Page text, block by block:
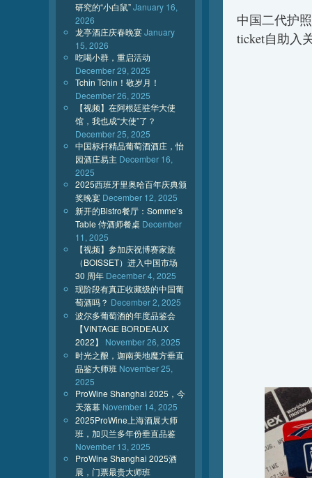
中国二代护
ticket自助入
研究的“小白鼠”January 16,
2026
龙亭酒庄庆春晚宴January
15, 2026
吃喝小群，重启活动
December 29, 2025
Tchin Tchin！敬岁月！
December 26, 2025
【视频】在阿根廷驻华大使
馆，我也成“大使”了？
December 25, 2025
中国标杆精品葡萄酒酒庄，怡
园酒庄易主 December 16,
2025
2025西班牙里奥哈百年庆典颁
奖晚宴 December 12, 2025
新开的Bistro餐厅：Somme’s
Table 侍酒师餐桌 December
11, 2025
【视频】参加庆祝博赛家族
（BOISSET）进入中国市场
30 周年 December 4, 2025
现阶段有真正收藏级的中国葡
萄酒吗？ December 2, 2025
波尔多葡萄酒的年度品鉴会
【VINTAGE BORDEAUX
2022】
November 26, 2025
时光之酿，迦南美地魔方垂直
品鉴大师班 November 25,
2025
ProWine Shanghai 2025，今
天落幕 November 14, 2025
2025ProWine上海酒展大师
班，加贝兰多年份垂直品鉴
November 13, 2025
ProWine Shanghai 2025酒
展，门票最贵大师班